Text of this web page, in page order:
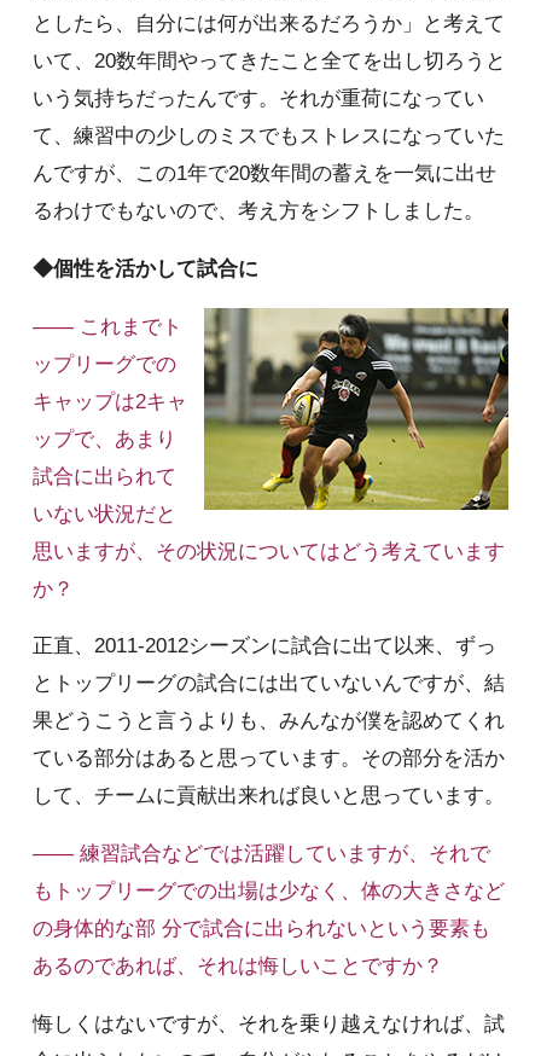
としたら、自分には何が出来るだろうか」と考えて
いて、20数年間やってきたこと全てを出し切ろうと
いう気持ちだったんです。それが重荷になってい
て、練習中の少しのミスでもストレスになっていた
んですが、この1年で20数年間の蓄えを一気に出せ
るわけでもないので、考え方をシフトしました。
◆個性を活かして試合に
—— これまでト
ップリーグでの
キャップは2キャ
ップで、あまり
試合に出られて
いない状況だと
思いますが、その状況についてはどう考えています
か？
正直、2011-2012シーズンに試合に出て以来、ずっ
とトップリーグの試合には出ていないんですが、結
果どうこうと言うよりも、みんなが僕を認めてくれ
ている部分はあると思っています。その部分を活か
して、チームに貢献出来れば良いと思っています。
—— 練習試合などでは活躍していますが、それで
もトップリーグでの出場は少なく、体の大きさなど
の身体的な部 分で試合に出られないという要素も
あるのであれば、それは悔しいことですか？
悔しくはないですが、それを乗り越えなければ、試